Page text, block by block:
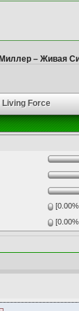
– Живая
Living Force